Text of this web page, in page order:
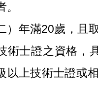
。
）年滿20歲，且
術士證之資格，
以上技術士證或